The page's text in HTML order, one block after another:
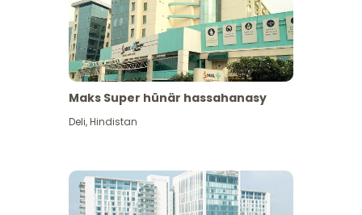
Maks Super hünär hassahanasy
Deli,Hindistan